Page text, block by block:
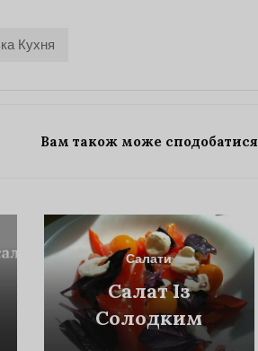
Кухня
Вам також може сподобатися
Салати
Салат Із
Солодким
Перцем,